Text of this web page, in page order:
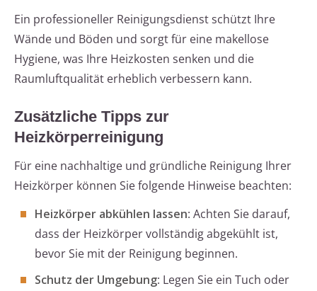
Ein professioneller Reinigungsdienst schützt Ihre
Wände und Böden und sorgt für eine makellose
Hygiene, was Ihre Heizkosten senken und die
Raumluftqualität erheblich verbessern kann.
Zusätzliche Tipps zur
Heizkörperreinigung
Für eine nachhaltige und gründliche Reinigung Ihrer
Heizkörper können Sie folgende Hinweise beachten:
Heizkörper abkühlen lassen: Achten Sie darauf,
dass der Heizkörper vollständig abgekühlt ist,
bevor Sie mit der Reinigung beginnen.
Schutz der Umgebung: Legen Sie ein Tuch oder